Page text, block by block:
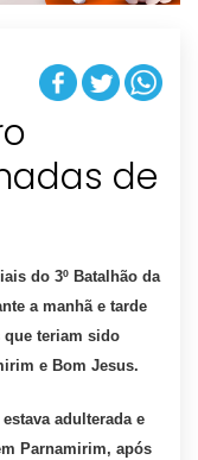
de
do 3º Batalhão da
a manhã e tarde
que teriam sido
e Bom Jesus.
adulterada e
Parnamirim, após